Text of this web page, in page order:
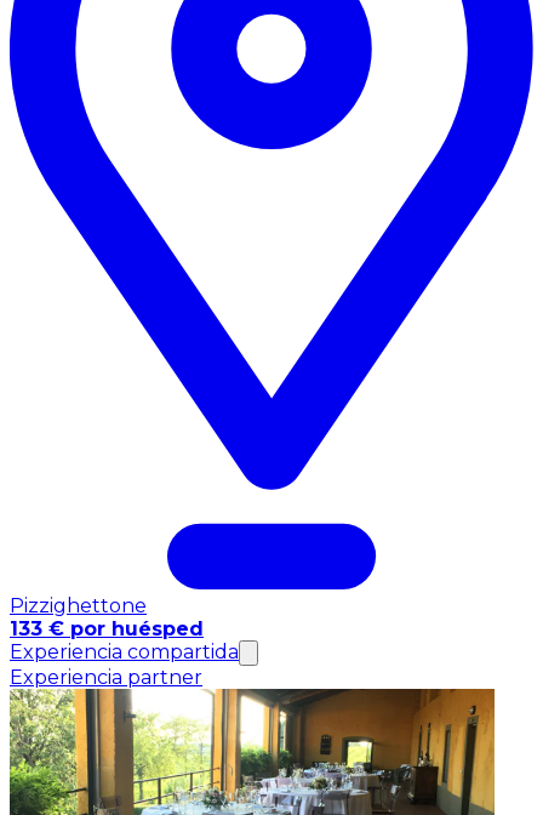
Pizzighettone
133 € por huésped
Experiencia compartida
Experiencia partner